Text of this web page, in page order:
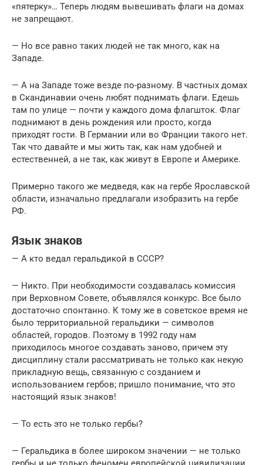
«пятерку»… Теперь людям вывешивать флаги на домах
не запрещают.
— Но все равно таких людей не так много, как на
Западе.
— А на Западе тоже везде по-разному. В частных домах
в Скандинавии очень любят поднимать флаги. Едешь
там по улице — почти у каждого дома флагшток. Флаг
поднимают в день рождения или просто, когда
приходят гости. В Германии или во Франции такого нет.
Так что давайте и мы жить так, как нам удобней и
естественней, а не так, как живут в Европе и Америке.
Примерно такого же медведя, как на гербе Ярославской
области, изначально предлагали изобразить на гербе
РФ.
Язык знаков
— А кто ведал геральдикой в СССР?
— Никто. При необходимости создавалась комиссия
при Верховном Совете, объявлялся конкурс. Все было
достаточно спонтанно. К тому же в советское время не
было территориальной геральдики — символов
областей, городов. Поэтому в 1992 году нам
приходилось многое создавать заново, причем эту
дисциплину стали рассматривать не только как некую
прикладную вещь, связанную с созданием и
использованием гербов; пришло понимание, что это
настоящий язык знаков!
— То есть это не только гербы?
— Геральдика в более широком значении — не только